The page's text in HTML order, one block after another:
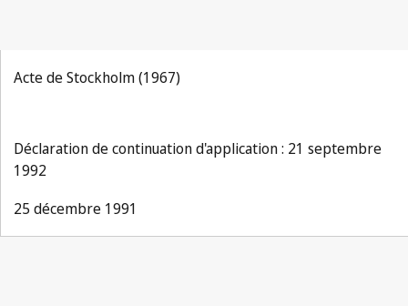
Acte de Stockholm (1967)
Déclaration de continuation d'application : 21 septembre
1992
25 décembre 1991